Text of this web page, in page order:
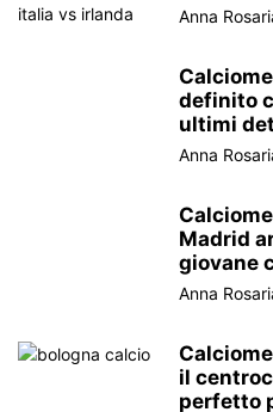
Anna
definito
ultimi
Anna
Madrid
giovane
Anna
il
perfetto